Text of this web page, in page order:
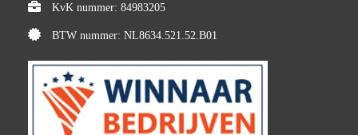
KvK nummer: 84983205
BTW nummer: NL8634.521.52.B01